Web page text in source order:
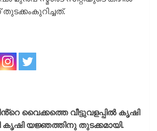
വൈക്കത്തെ വീട്ടുവളപ്പിൽ കൃഷി
കൃഷി യജ്ഞത്തിനു തുടക്കമായി.